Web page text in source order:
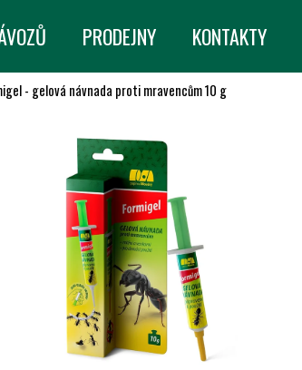
PRODEJNY KONTAKTY
- gelová návnada proti mravencům 10 g
CO POTŘEBUJETE NAJÍT?
DOPORUČUJEME